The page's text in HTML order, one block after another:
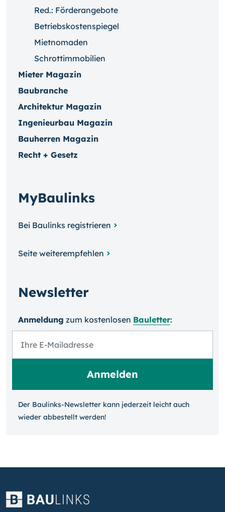
Red.: Förderangebote
Betriebskostenspiegel
Mietnomaden
Schrottimmobilien
Mieter Magazin
Baubranche
Architektur Magazin
Ingenieurbau Magazin
Bauherren Magazin
Recht + Gesetz
MyBaulinks
Bei Baulinks registrieren
Seite weiterempfehlen
Newsletter
Anmeldung zum kosten­losen Bauletter:
Der Baulinks-Newsletter kann jeder­zeit leicht auch
wieder ab­bestellt werden!